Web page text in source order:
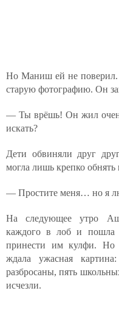
Но Маниш ей не поверил.
старую фотографию. Он
— Ты врёшь! Он жил
искать?
Дети обвиняли друг
могла лишь крепко обнять
— Простите меня… но я
На следующее утро
каждого в лоб и пошла
принести им кулфи. Но
ждала ужасная
разбросаны, пять
исчезли.